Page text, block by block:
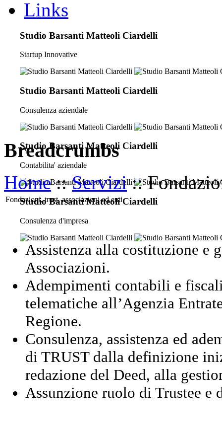
Links
Studio Barsanti Matteoli Ciardelli
Startup Innovative
Studio Barsanti Matteoli Ciardelli
Consulenza aziendale
Studio Barsanti Matteoli Ciardelli
Contabilita' aziendale
Studio Barsanti Matteoli Ciardelli
Consulenza d'impresa
Breadcrumbs
Home::Servizi::
Fondazioni, trust, associazioni ed enti
Assistenza alla costituzione e
Associazioni.
Adempimenti contabili e
telematiche all’Agenzia
Regione.
Consulenza, assistenza ed
di TRUST dalla definizione
redazione del Deed, alla
Assunzione ruolo di Trustee e